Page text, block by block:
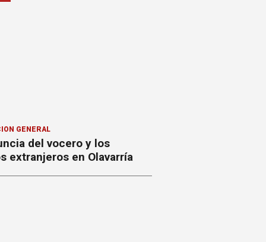
GENERAL
del vocero y los
extranjeros en Olavarría